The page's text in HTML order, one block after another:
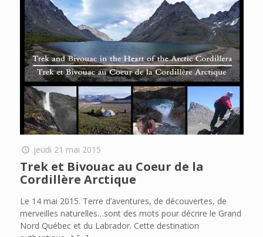
jeudi 21 mai 2015
Trek et Bivouac au Coeur de la
Cordillère Arctique
Le 14 mai 2015. Terre d’aventures, de découvertes, de
merveilles naturelles…sont des mots pour décrire le Grand
Nord Québec et du Labrador. Cette destination